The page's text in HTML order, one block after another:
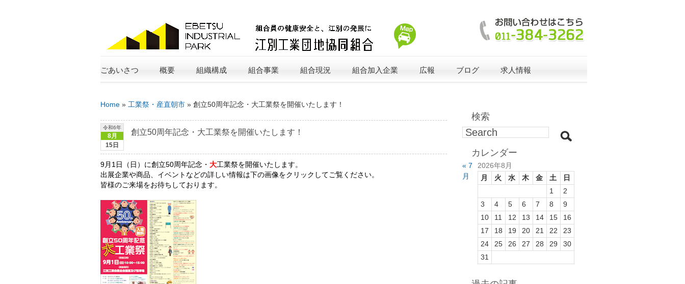
ごあいさつ 概要 組織構成 組合事業 組合現況 組合加入企業 広報 ブログ 求人情報
Home » 工業祭・産直朝市 » 創立50周年記念・大工業祭を開催いたします！
令和6年
8月
15日
創立50周年記念・大工業祭を開催いたします！
9月1日（日）に創立50周年記念・ 大工業祭を開催いたします。
出展企業や商品、イベントなどの詳しい情報は下の画像をクリックしてご覧ください。
皆様のご来場をお待ちしております。
検索
カレンダー
2026年8月
月
火 水 木 金 土
日
1
2
3
4 5 6 7 8
9
10
11 12 13 14 15
16
17
18 19 20 21 22
23
24
25 26 27 28 29
30
31
« 7
月